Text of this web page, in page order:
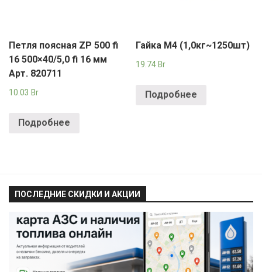
Петля поясная ZP 500 fi
16 500×40/5,0 fi 16 мм
Арт. 820711
10.03 Br
Подробнее
Гайка М4 (1,0кг~1250шт)
19.74 Br
Подробнее
ПОСЛЕДНИЕ СКИДКИ И АКЦИИ